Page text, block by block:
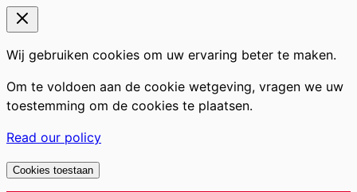
Wij gebruiken cookies om uw ervaring beter te maken.
Om te voldoen aan de cookie wetgeving, vragen we uw
toestemming om de cookies te plaatsen.
Read our policy
Cookies toestaan